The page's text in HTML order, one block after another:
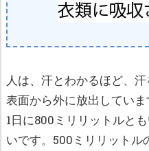
人は、汗とわかるほど、
表面から外に放出していま
1日に800ミリリットルと
いです。500ミリリットル